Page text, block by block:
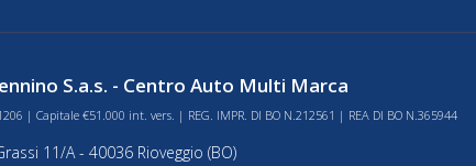
S.a.s. - Centro Auto Multi Marca
| Capitale €51.000 int. vers. | REG. IMPR. DI BO N.212561 | REA DI BO N.365944
11/A - 40036 Rioveggio (BO)